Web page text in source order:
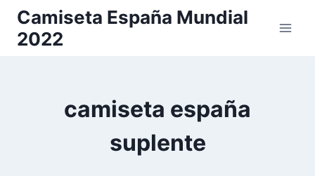
Saltar
contenido
Camiseta España Mundial
2022
camiseta españa
suplente